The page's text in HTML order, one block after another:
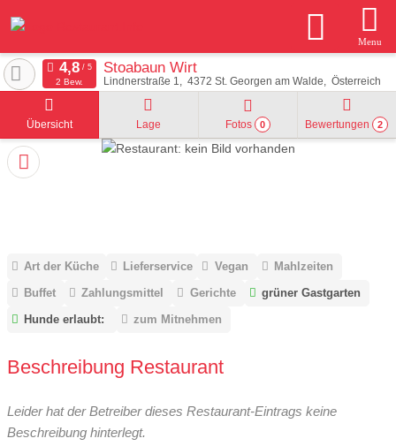
Menu
Stoabaun Wirt
Lindnerstraße 1 4372 St. Georgen am Walde Österreich
2 Bew.
Übersicht Lage Fotos 0 Bewertungen 2
Art der Küche Lieferservice Vegan
Mahlzeiten
Buffet
Zahlungsmittel Gerichte
grüner Gastgarten
Hunde erlaubt:
zum Mitnehmen
Beschreibung Restaurant
Leider hat der Betreiber dieses Restaurant-Eintrags keine
Beschreibung hinterlegt.